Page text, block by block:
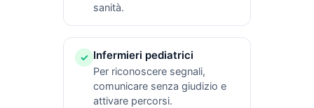
sanità.
✓ Infermieri pediatrici
Per riconoscere segnali,
comunicare senza giudizio e
attivare percorsi.